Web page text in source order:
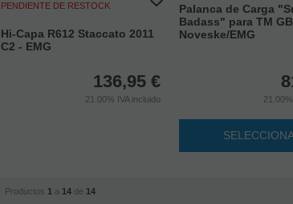
PENDIENTE DE RESTOCK
Hi-Capa R612 Staccato 2011
C2 - EMG
136,95 €
21.00% IVA incluido
Palanca de Carga
Badass" para TM
Noveske/EMG
21.00%
Productos 1 a 14 de 14